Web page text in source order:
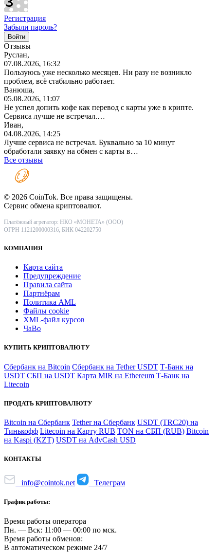
Регистрация
Забыли пароль?
Отзывы
Руслан,
07.08.2026, 16:32
Пользуюсь уже несколько месяцев. Ни разу не возникло
проблем, всё стабильно работает.
Ванюша,
05.08.2026, 11:07
Не успел допить кофе как перевод с карты уже в крипте.
Сервиса лучше не встречал.…
Иван,
04.08.2026, 14:25
Лучше сервиса не встречал. Буквально за 10 минут
обработали заявку на обмен с карты в…
Все отзывы
© 2026 CoinTok. Все права защищены.
Сервис обмена криптовалют.
Платёжный агрегатор: НКО «МОНЕТА» (ООО)
ОГРН 1121200000316, БИК 042202750
КОМПАНИЯ
Карта сайта
Предупреждение
Правила сайта
Партнёрам
Политика AML
Файлы coоkie
XML-файл курсов
ЧаВо
КУПИТЬ КРИПТОВАЛЮТУ
Сбербанк на Bitcoin Сбербанк на Tether USDT Т-Банк на
USDT СБП на USDT Карта MIR на Ethereum Т-Банк на
Litecoin
ПРОДАТЬ КРИПТОВАЛЮТУ
Bitcoin на Сбербанк Tether на Сбербанк USDT (TRC20) на
Тинькофф Litecoin на Карту RUB TON на СБП (RUB) Bitcoin
на Kaspi (KZT) USDT на AdvCash USD
КОНТАКТЫ
info@cointok.net Телеграм
График работы:
Время работы оператора
Пн. — Вск: 11:00 — 00:00 по мск.
Время работы обменов:
В автоматическом режиме 24/7